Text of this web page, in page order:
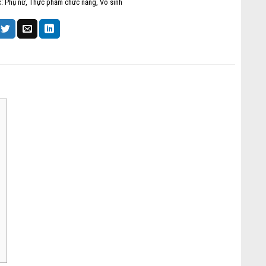
Phụ nữ, Thực phẩm chức năng Vô sinh